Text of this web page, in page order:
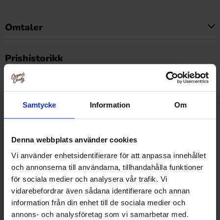
Samtycke Information Om
Denna webbplats använder cookies
Vi använder enhetsidentifierare för att anpassa innehållet
och annonserna till användarna, tillhandahålla funktioner
för sociala medier och analysera vår trafik. Vi
vidarebefordrar även sådana identifierare och annan
information från din enhet till de sociala medier och
annons- och analysföretag som vi samarbetar med.
Omtaler
Prishistorikk
Laveste pris de siste 30 dagene er 12.90 kr (2026-08-07)